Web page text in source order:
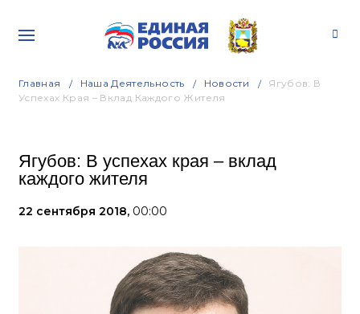
Главная Наша Деятельность Новости
Ягубов: В
Успехах Края – Вклад Каждого Жителя
Ягубов: В успехах края – вклад
каждого жителя
22 сентября 2018, 00:00